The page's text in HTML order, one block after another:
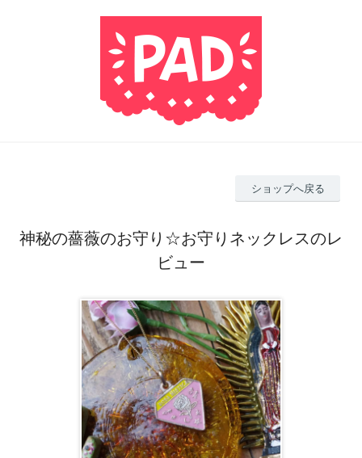
ショップへ戻る
神秘の薔薇のお守り☆お守りネックレスのレ
ビュー